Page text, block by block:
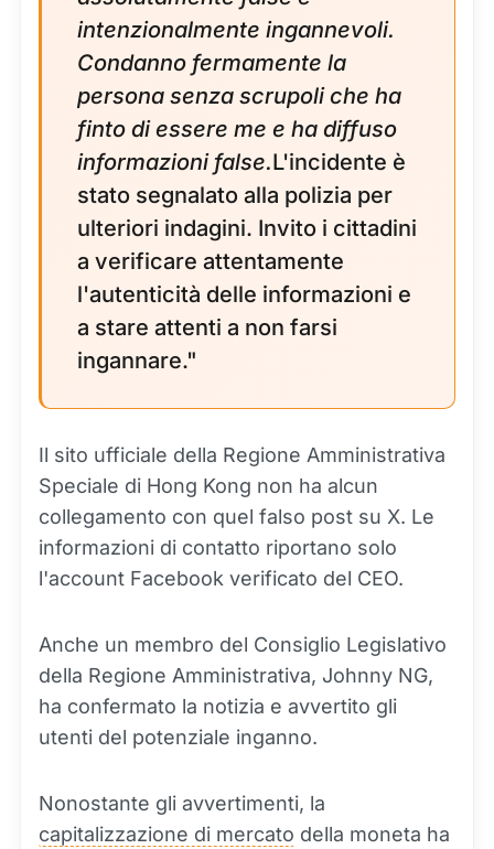
intenzionalmente ingannevoli.
Condanno fermamente la
persona senza scrupoli che ha
finto di essere me e ha diffuso
informazioni false.L'incidente è
stato segnalato alla polizia per
ulteriori indagini. Invito i cittadini
a verificare attentamente
l'autenticità delle informazioni e
a stare attenti a non farsi
ingannare."
Il sito ufficiale della Regione Amministrativa
Speciale di Hong Kong non ha alcun
collegamento con quel falso post su X. Le
informazioni di contatto riportano solo
l'account Facebook verificato del CEO.
Anche un membro del Consiglio Legislativo
della Regione Amministrativa, Johnny NG,
ha confermato la notizia e avvertito gli
utenti del potenziale inganno.
Nonostante gli avvertimenti, la
capitalizzazione di mercato della moneta ha